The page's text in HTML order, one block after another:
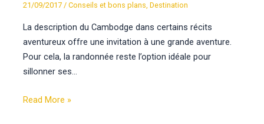
21/09/2017/Conseils et bons plans,Destination
La description du Cambodge dans certains récits
aventureux offre une invitation à une grande aventure.
Pour cela, la randonnée reste l’option idéale pour
sillonner ses…
Read More »